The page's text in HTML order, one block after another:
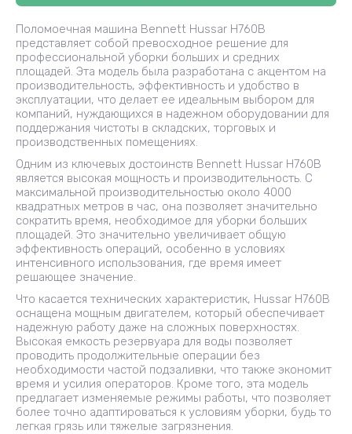
Поломоечная машина Bennett Hussar H760B
представляет собой превосходное решение для
профессиональной уборки больших и средних
площадей. Эта модель была разработана с акцентом на
производительность, эффективность и удобство в
эксплуатации, что делает ее идеальным выбором для
компаний, нуждающихся в надежном оборудовании для
поддержания чистоты в складских, торговых и
производственных помещениях.
Одним из ключевых достоинств Bennett Hussar H760B
является высокая мощность и производительность. С
максимальной производительностью около 4000
квадратных метров в час, она позволяет значительно
сократить время, необходимое для уборки больших
площадей. Это значительно увеличивает общую
эффективность операций, особенно в условиях
интенсивного использования, где время имеет
решающее значение.
Что касается технических характеристик, Hussar H760B
оснащена мощным двигателем, который обеспечивает
надежную работу даже на сложных поверхностях.
Высокая емкость резервуара для воды позволяет
проводить продолжительные операции без
необходимости частой подзаливки, что также экономит
время и усилия операторов. Кроме того, эта модель
предлагает изменяемые режимы работы, что позволяет
более точно адаптироваться к условиям уборки, будь то
легкая грязь или тяжелые загрязнения.